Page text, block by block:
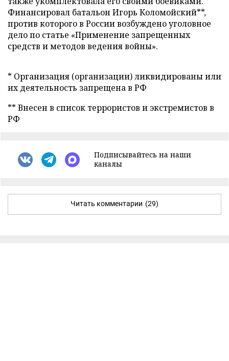
Финансировал батальон Игорь Коломойский**,
против которого в России возбуждено уголовное
дело по статье «Применение запрещенных
средств и методов ведения войны».
* Организация (организации) ликвидированы или
их деятельность запрещена в РФ
** Внесен в список террористов и экстремистов в
РФ
Подписывайтесь на наши
каналы
Читать комментарии (29)